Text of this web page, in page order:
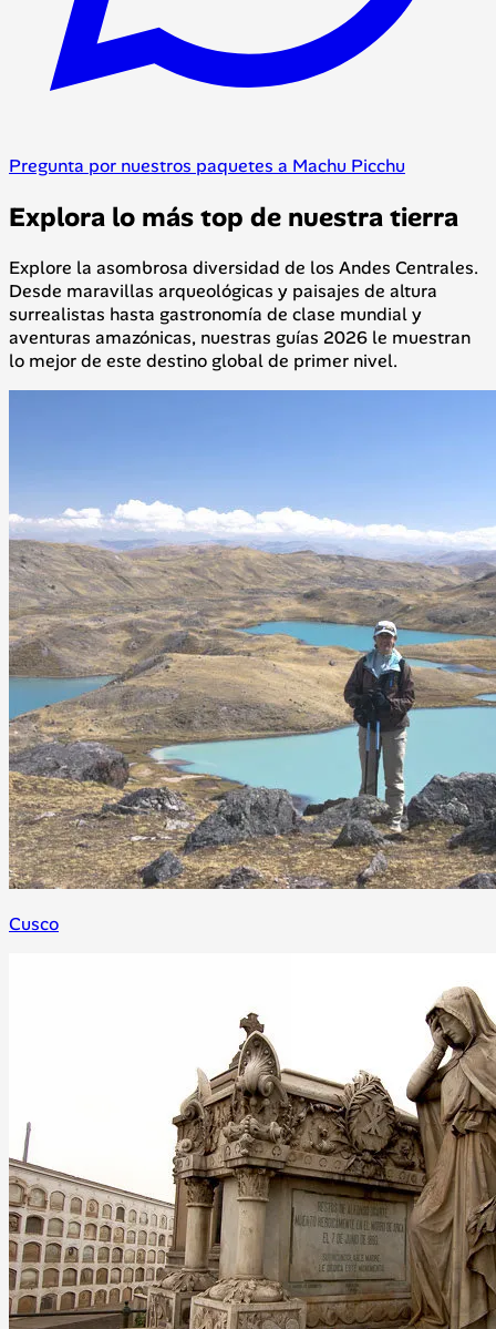
Pregunta por nuestros paquetes a Machu Picchu
Explora lo más top de nuestra tierra
Explore la asombrosa diversidad de los Andes Centrales.
Desde maravillas arqueológicas y paisajes de altura
surrealistas hasta gastronomía de clase mundial y
aventuras amazónicas, nuestras guías 2026 le muestran
lo mejor de este destino global de primer nivel.
Cusco